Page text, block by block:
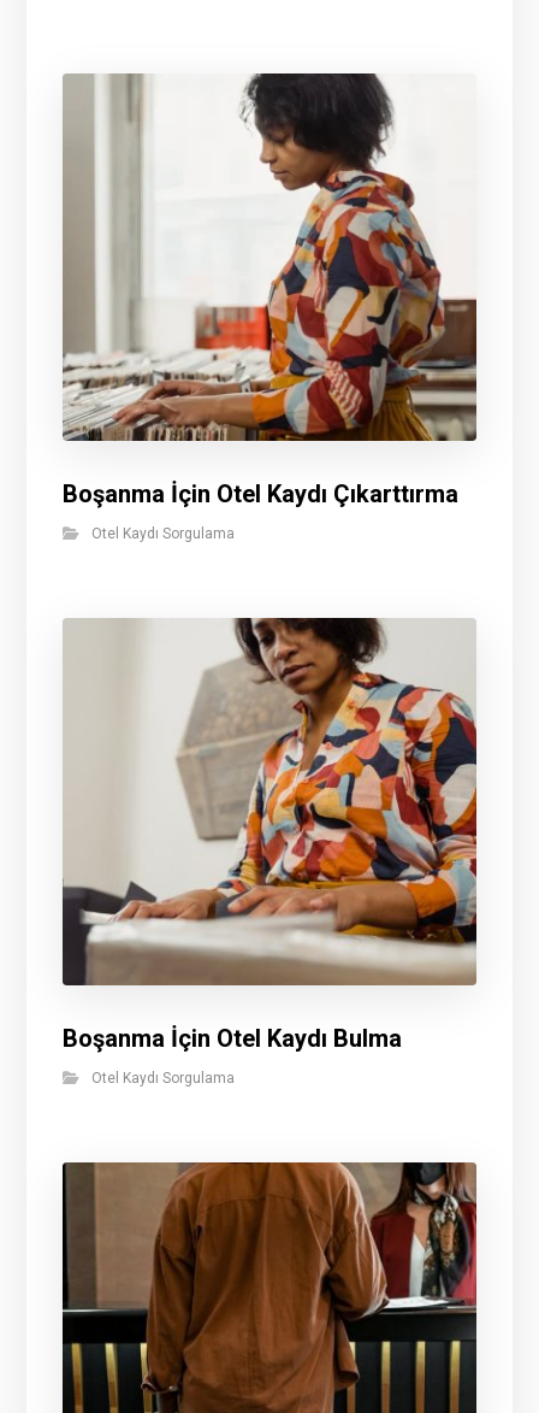
Boşanma İçin Otel Kaydı Çıkarttırma
Otel Kaydı Sorgulama
Boşanma İçin Otel Kaydı Bulma
Otel Kaydı Sorgulama